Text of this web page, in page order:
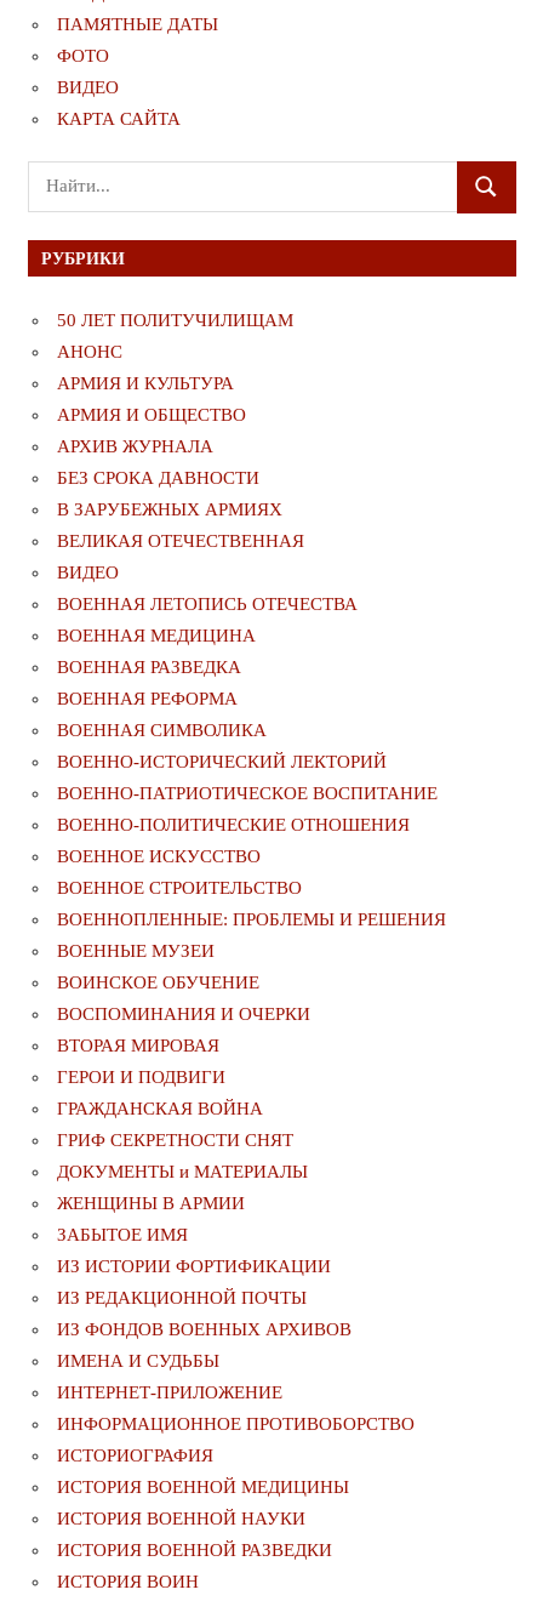
ПАМЯТНЫЕ ДАТЫ
ФОТО
ВИДЕО
КАРТА САЙТА
Поиск
для:
ПОИСК
РУБРИКИ
50 ЛЕТ ПОЛИТУЧИЛИЩАМ
АНОНС
АРМИЯ И КУЛЬТУРА
АРМИЯ И ОБЩЕСТВО
АРХИВ ЖУРНАЛА
БЕЗ СРОКА ДАВНОСТИ
В ЗАРУБЕЖНЫХ АРМИЯХ
ВЕЛИКАЯ ОТЕЧЕСТВЕННАЯ
ВИДЕО
ВОЕННАЯ ЛЕТОПИСЬ ОТЕЧЕСТВА
ВОЕННАЯ МЕДИЦИНА
ВОЕННАЯ РАЗВЕДКА
ВОЕННАЯ РЕФОРМА
ВОЕННАЯ СИМВОЛИКА
ВОЕННО-ИСТОРИЧЕСКИЙ ЛЕКТОРИЙ
ВОЕННО-ПАТРИОТИЧЕСКОЕ ВОСПИТАНИЕ
ВОЕННО-ПОЛИТИЧЕСКИE ОТНОШЕНИЯ
ВОЕННОЕ ИСКУССТВО
ВОЕННОЕ СТРОИТЕЛЬСТВО
ВОЕННОПЛЕННЫЕ: ПРОБЛЕМЫ И РЕШЕНИЯ
ВОЕННЫЕ МУЗЕИ
ВОИНСКОЕ ОБУЧЕНИЕ
ВОСПОМИНАНИЯ И ОЧЕРКИ
ВТОРАЯ МИРОВАЯ
ГЕРОИ И ПОДВИГИ
ГРАЖДАНСКАЯ ВОЙНА
ГРИФ СЕКРЕТНОСТИ СНЯТ
ДОКУМЕНТЫ и МАТЕРИАЛЫ
ЖЕНЩИНЫ В АРМИИ
ЗАБЫТОЕ ИМЯ
ИЗ ИСТОРИИ ФОРТИФИКАЦИИ
ИЗ РЕДАКЦИОННОЙ ПОЧТЫ
ИЗ ФОНДОВ ВОЕННЫХ АРХИВОВ
ИМЕНА И СУДЬБЫ
ИНТЕРНЕТ-ПРИЛОЖЕНИЕ
ИНФОРМАЦИОННОЕ ПРОТИВОБОРСТВО
ИСТОРИОГРАФИЯ
ИСТОРИЯ ВОЕННОЙ МЕДИЦИНЫ
ИСТОРИЯ ВОЕННОЙ НАУКИ
ИСТОРИЯ ВОЕННОЙ РАЗВЕДКИ
ИСТОРИЯ ВОИН